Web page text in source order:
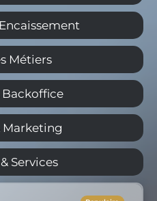
Métiers
Backoffice
Marketing
Services